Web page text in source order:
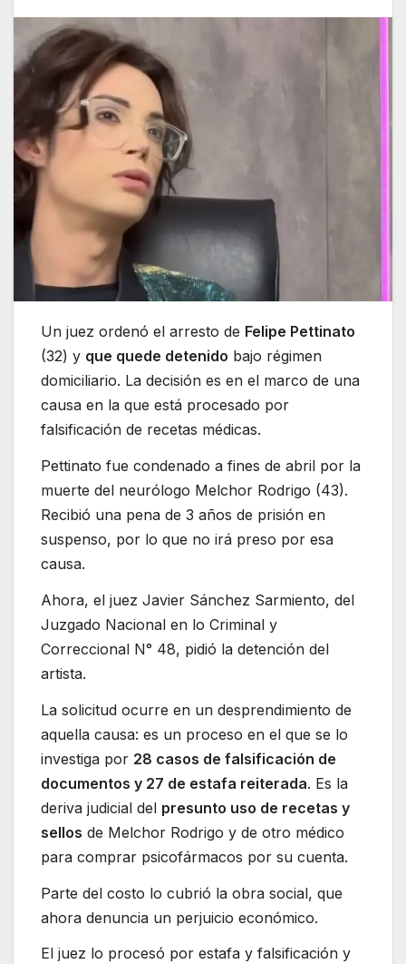
Un juez ordenó el arresto de Felipe Pettinato
(32) y que quede detenido bajo régimen
domiciliario. La decisión es en el marco de una
causa en la que está procesado por
falsificación de recetas médicas.
Pettinato fue condenado a fines de abril por la
muerte del neurólogo Melchor Rodrigo (43).
Recibió una pena de 3 años de prisión en
suspenso, por lo que no irá preso por esa
causa.
Ahora, el juez Javier Sánchez Sarmiento, del
Juzgado Nacional en lo Criminal y
Correccional N° 48, pidió la detención del
artista.
La solicitud ocurre en un desprendimiento de
aquella causa: es un proceso en el que se lo
investiga por 28 casos de falsificación de
documentos y 27 de estafa reiterada. Es la
deriva judicial del presunto uso de recetas y
sellos de Melchor Rodrigo y de otro médico
para comprar psicofármacos por su cuenta.
Parte del costo lo cubrió la obra social, que
ahora denuncia un perjuicio económico.
El juez lo procesó por estafa y falsificación y